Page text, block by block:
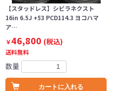
【スタッドレス】シビラネクスト
16in 6.5J +53 PCD114.3 ヨコハマ
ア…
￥46,800 (税込)
送料無料
数量
カートに入れる